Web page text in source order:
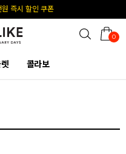
원 즉시 할인 쿠폰
0
콜라보